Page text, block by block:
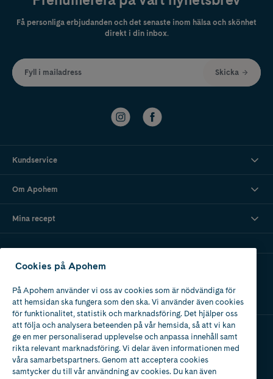
Få personliga erbjudanden och det senaste inom hälsa och skönhet
direkt i din inbox.
Fyll i mailadress Skicka
Kundservice
Om Apohem
Mina recept
Ladda ner vår app
Apotek med tillstånd
av Läkemedelsverket
Cookies på Apohem
På Apohem använder vi oss av cookies som är nödvändiga för
att hemsidan ska fungera som den ska. Vi använder även cookies
för funktionalitet, statistik och marknadsföring. Det hjälper oss
att följa och analysera beteenden på vår hemsida, så att vi kan
ge en mer personaliserad upplevelse och anpassa innehåll samt
rikta relevant marknadsföring. Vi delar även informationen med
våra samarbetspartners. Genom att acceptera cookies
samtycker du till vår användning av cookies. Du kan även